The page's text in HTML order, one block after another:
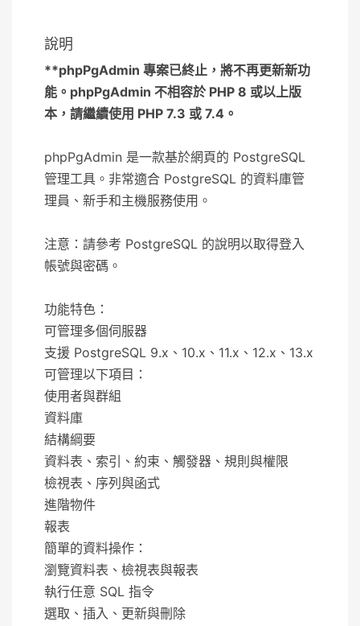
說明
**phpPgAdmin 專案已終止，將不再更新新功
能。phpPgAdmin 不相容於 PHP 8 或以上版
本，請繼續使用 PHP 7.3 或 7.4。
phpPgAdmin 是一款基於網頁的 PostgreSQL
管理工具。非常適合 PostgreSQL 的資料庫管
理員、新手和主機服務使用。
注意：請參考 PostgreSQL 的說明以取得登入
帳號與密碼。
功能特色：
可管理多個伺服器
支援 PostgreSQL 9.x、10.x、11.x、12.x、13.x
可管理以下項目：
使用者與群組
資料庫
結構綱要
資料表、索引、約束、觸發器、規則與權限
檢視表、序列與函式
進階物件
報表
簡單的資料操作：
瀏覽資料表、檢視表與報表
執行任意 SQL 指令
選取、插入、更新與刪除